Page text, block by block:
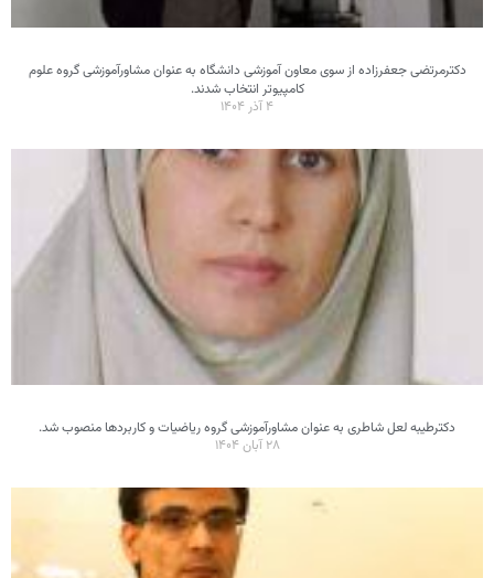
دکترمرتضی جعفرزاده از سوی معاون آموزشی دانشگاه به عنوان مشاورآموزشی گروه علوم
کامپیوتر انتخاب شدند.
۴ آذر ۱۴۰۴
دکترطیبه لعل شاطری به عنوان مشاورآموزشی گروه ریاضیات و کاربردها منصوب شد.
۲۸ آبان ۱۴۰۴